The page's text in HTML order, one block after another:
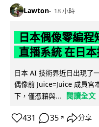
Lawton 18 小時
日本偶像零編程
直播系統 在日
日本 AI 技術界近日出現了
偶像前 Juice=Juice 成員宮
下，僅憑藉與...
閱讀全文
431 35 ↗ 分享